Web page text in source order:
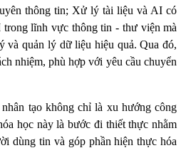
thông tin; Xử lý tài liệu và AI có
lĩnh vực thông tin - thư viện mà
và quản lý dữ liệu hiệu quả. Qua đó,
nhiệm, phù hợp với yêu cầu chuyển
tạo không chỉ là xu hướng công
học này là bước đi thiết thực nhằm
dùng tin và góp phần hiện thực hóa